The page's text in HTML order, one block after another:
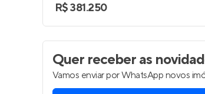
R$ 381.250
Quer receber as
Vamos enviar por WhatsApp novos